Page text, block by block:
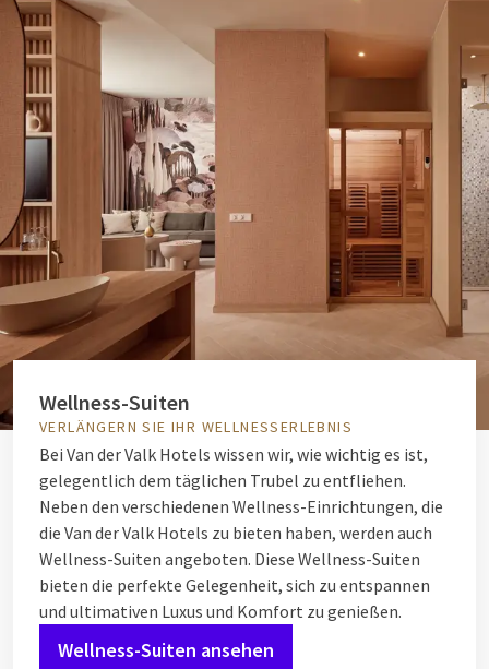
Wellness-Suiten
VERLÄNGERN SIE IHR WELLNESSERLEBNIS
Bei Van der Valk Hotels wissen wir, wie wichtig es ist,
gelegentlich dem täglichen Trubel zu entfliehen.
Neben den verschiedenen Wellness-Einrichtungen, die
die Van der Valk Hotels zu bieten haben, werden auch
Wellness-Suiten angeboten. Diese Wellness-Suiten
bieten die perfekte Gelegenheit, sich zu entspannen
und ultimativen Luxus und Komfort zu genießen.
Wellness-Suiten ansehen